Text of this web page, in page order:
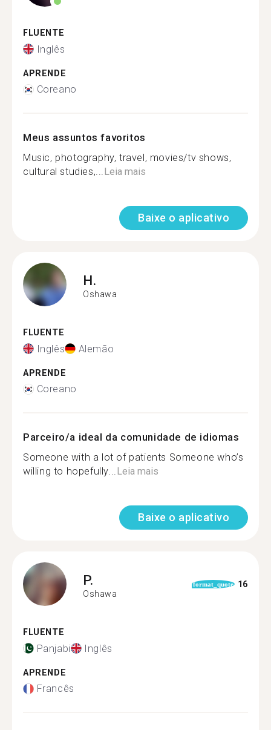
FLUENTE
Inglês
APRENDE
Coreano
Meus assuntos favoritos
Music, photography, travel, movies/tv shows,
cultural studies,...Leia mais
Baixe o aplicativo
H.
Oshawa
FLUENTE
Inglês Alemão
APRENDE
Coreano
Parceiro/a ideal da comunidade de idiomas
Someone with a lot of patients Someone who’s
willing to hopefully...Leia mais
Baixe o aplicativo
P.
Oshawa
format_quote 16
FLUENTE
Panjabi Inglês
APRENDE
Francês